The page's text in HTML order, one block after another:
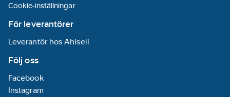
Cookie-inställningar
För leverantörer
Leverantör hos Ahlsell
Följ oss
Facebook
Instagram